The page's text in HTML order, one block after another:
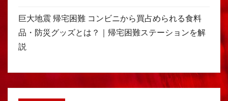
巨大地震 帰宅困難 コンビニから買占められる食料
品・防災グッズとは？｜帰宅困難ステーションを解
説